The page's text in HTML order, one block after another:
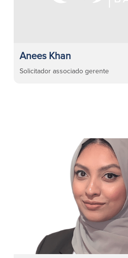
Anees Khan
Solicitador associado gerente